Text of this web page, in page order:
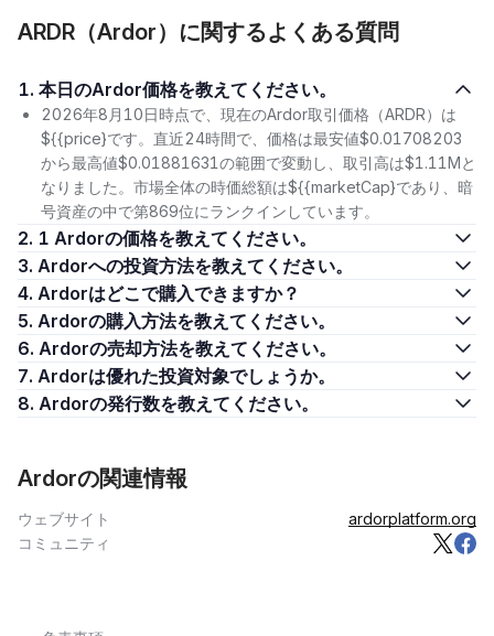
ARDR（Ardor）に関するよくある質問
1. 本日のArdor価格を教えてください。
2026年8月10日時点で、現在のArdor取引価格（ARDR）は
${{price}です。直近24時間で、価格は最安値$0.01708203
から最高値$0.01881631の範囲で変動し、取引高は$1.11Mと
なりました。市場全体の時価総額は${{marketCap}であり、暗
号資産の中で第869位にランクインしています。
2. 1 Ardorの価格を教えてください。
3. Ardorへの投資方法を教えてください。
4. Ardorはどこで購入できますか？
5. Ardorの購入方法を教えてください。
6. Ardorの売却方法を教えてください。
7. Ardorは優れた投資対象でしょうか。
8. Ardorの発行数を教えてください。
Ardorの関連情報
ウェブサイト
ardorplatform.org
コミュニティ